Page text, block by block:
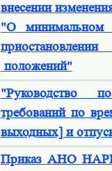
внесении
"О
положений"
"Руководство
требований по
выходных] и
Приказ АНО